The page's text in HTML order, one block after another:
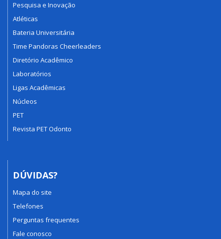
Pesquisa e Inovação
Atléticas
Bateria Universitária
Time Pandoras Cheerleaders
Diretório Acadêmico
Laboratórios
Ligas Acadêmicas
Núcleos
PET
Revista PET Odonto
DÚVIDAS?
Mapa do site
Telefones
Perguntas frequentes
Fale conosco